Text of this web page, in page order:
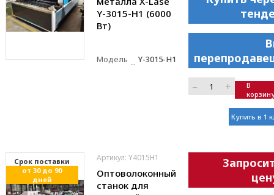
Y-3015-H1 (6000
Вт)
Модель Y-3015-H1
– +
В
Купить в 1
Cрок поставки
от 30 до 90
дней
Артикул: Y4015H1
Оптоволоконный
станок для